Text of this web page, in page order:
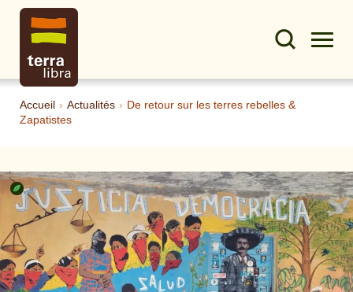
Accueil › Actualités › De retour sur les terres rebelles &
Zapatistes